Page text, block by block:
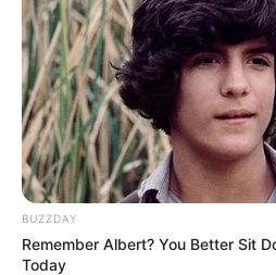
BUZZDAY
Remember Albert? You Better Sit
Today